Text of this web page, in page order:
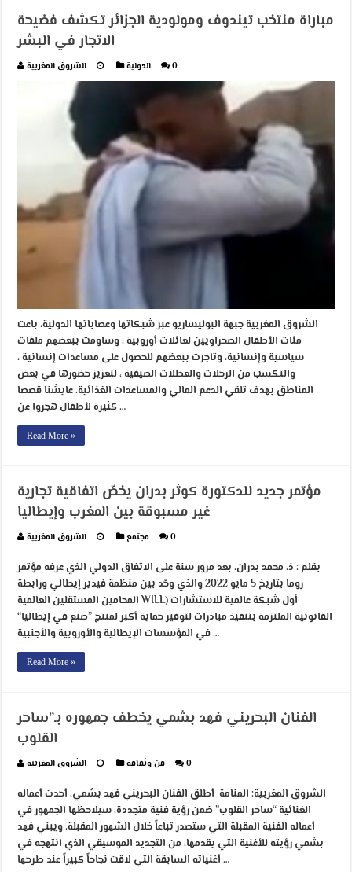
مباراة منتخب تيندوف ومولودية الجزائر تكشف فضيحة
الاتجار في البشر
الشروق المغربية الدولية 0
الشروق المغربية جبهة البوليساريو عبر شبكاتها وعصاباتها الدولية، باعت
مئات الأطفال الصحراويين لعائلات أوروبية ، وساومت ببعضهم ملفات
سياسية وإنسانية، وتاجرت ببعضهم للحصول على مساعدات إنسانية ،
والتكسب من الرحلات والعطلات الصيفية ، لتعزيز حضورها في بعض
المناطق بهدف تلقي الدعم المالي والمساعدات الغذائية. عايشنا قصصا
كثيرة لأطفال هجروا عن …
Read More »
مؤتمر جدید للدكتورة كوثر بدران یخصّ اتفاقیة تجاریة
غیر مسبوقة بین المغرب وإیطالیا
الشروق المغربية مجتمع 0
بقلم : ذ. محمد بدران. بعد مرور سنة على الاتفاق الدولي الذي عرفه مؤتمر
روما بتاریخ 5 مایو 2022 والذي وحّد بین منظمة فیدیر إیطالي ورابطة
المحامین المستقلین العالمیة WILL) أول شبكة عالمیة للاستشارات
القانونیة الملتزمة بتنفیذ مبادرات لتوفیر حمایة أكبر لمنتج ”صنع في إیطالیا“
في المؤسسات الإیطالیة والأوروبیة والأجنبیة …
Read More »
الفنان البحريني فهد بشمي يخطف جمهوره بـ”ساحر
القلوب
الشروق المغربية فن وثقافة 0
الشروق المغربية: المنامة أطلق الفنان البحريني فهد بشمي، أحدث أعماله
الغنائية “ساحر القلوب” ضمن رؤية فنية متجددة، سيلاحظها الجمهور في
أعماله الفنية المقبلة التي ستصدر تباعاً خلال الشهور المقبلة. ويبني فهد
بشمي رؤيته للأغنية التي يقدمها، من التجديد الموسيقي الذي انتهجه في
أغنياته السابقة التي لاقت نجاحاً كبيراً عند طرحها …